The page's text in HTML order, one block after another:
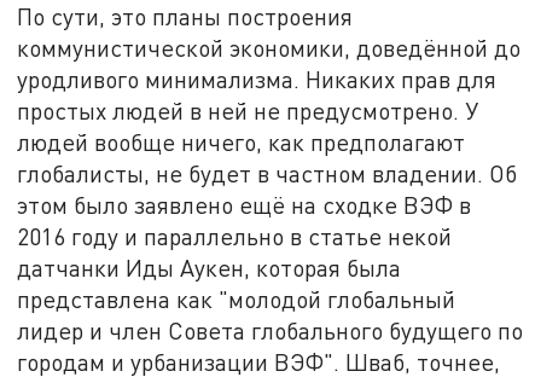
По сути, это планы построения
коммунистической экономики, доведённой до
уродливого минимализма. Никаких прав для
простых людей в ней не предусмотрено. У
людей вообще ничего, как предполагают
глобалисты, не будет в частном владении. Об
этом было заявлено ещё на сходке ВЭФ в
2016 году и параллельно в статье некой
датчанки Иды Аукен, которая была
представлена как "молодой глобальный
лидер и член Совета глобального будущего по
городам и урбанизации ВЭФ". Шваб, точнее,